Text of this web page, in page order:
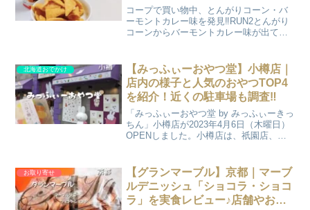
コープで買い物中、とんがりコーン・バ
ーモントカレー味を発見‼RUN2とんがり
コーンからバーモントカレー味が出てる
た。今回はハウス食品から新発売された
「とんがりコーン・バ...
北海道おでかけ
【みっふぃーおやつ堂】小樽店｜
店内の様子と人気のおやつTOP4
を紹介！近くの駐車場も調査‼
「みっふぃーおやつ堂 by みっふぃーきっ
ちん」小樽店が2023年4月6日（木曜日）
OPENしました。小樽店は、祇園店、飛
がオープン♪これは行くしかないよね‼今
回...
お取り寄せ
【グランマーブル】京都｜マーブ
ルデニッシュ「ショコラ・ショコ
ラ」を実食レビュー♪店舗やお取